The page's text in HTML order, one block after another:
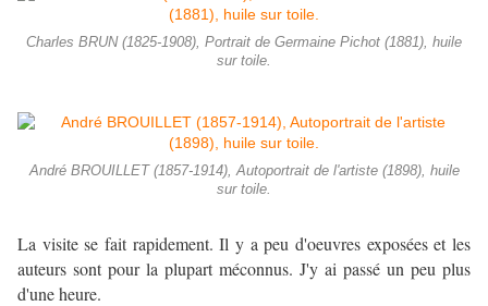
Charles BRUN (1825-1908), Portrait de Germaine Pichot (1881), huile
sur toile.
André BROUILLET (1857-1914), Autoportrait de l'artiste (1898), huile
sur toile.
La visite se fait rapidement. Il y a peu d'oeuvres exposées et les
auteurs sont pour la plupart méconnus. J'y ai passé un peu plus
d'une heure.